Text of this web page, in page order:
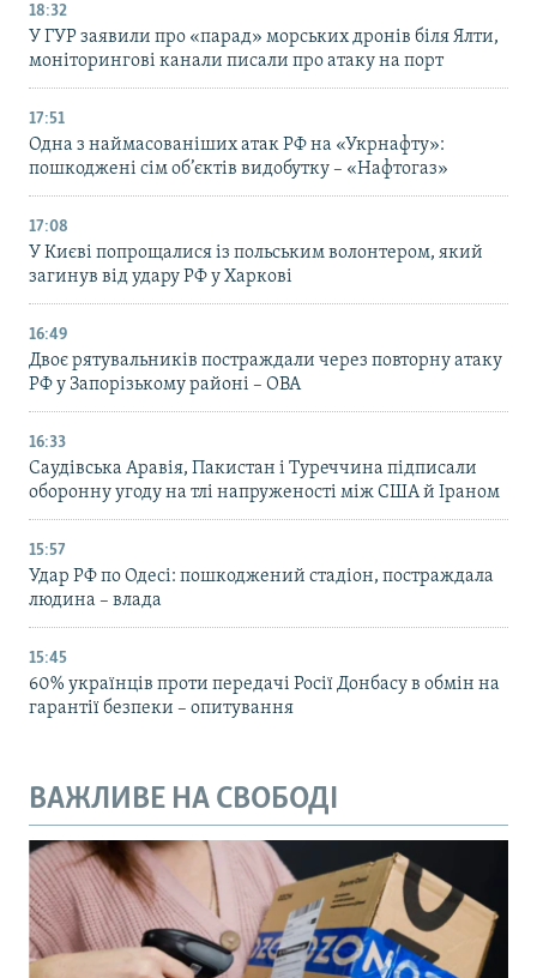
18:32
У ГУР заявили про «парад» морських дронів біля Ялти,
моніторингові канали писали про атаку на порт
17:51
Одна з наймасованіших атак РФ на «Укрнафту»:
пошкоджені сім об’єктів видобутку – «Нафтогаз»
17:08
У Києві попрощалися із польським волонтером, який
загинув від удару РФ у Харкові
16:49
Двоє рятувальників постраждали через повторну атаку
РФ у Запорізькому районі – ОВА
16:33
Саудівська Аравія, Пакистан і Туреччина підписали
оборонну угоду на тлі напруженості між США й Іраном
15:57
Удар РФ по Одесі: пошкоджений стадіон, постраждала
людина – влада
15:45
60% українців проти передачі Росії Донбасу в обмін на
гарантії безпеки – опитування
ВАЖЛИВЕ НА СВОБОДІ